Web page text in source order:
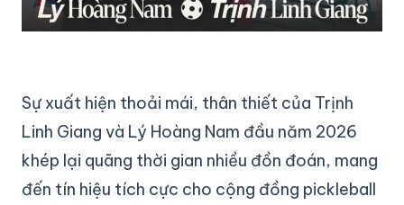
Sự xuất hiện thoải mái, thân thiết của Trịnh
Linh Giang và Lý Hoàng Nam đầu năm 2026
khép lại quãng thời gian nhiều đồn đoán, mang
đến tín hiệu tích cực cho cộng đồng pickleball